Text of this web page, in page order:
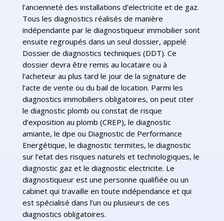
l’ancienneté des installations d’electricite et de gaz.
Tous les diagnostics réalisés de manière
indépendante par le diagnostiqueur immobilier sont
ensuite regroupés dans un seul dossier, appelé
Dossier de diagnostics techniques (DDT). Ce
dossier devra être remis au locataire ou à
l’acheteur au plus tard le jour de la signature de
l’acte de vente ou du bail de location. Parmi les
diagnostics immobiliers obligatoires, on peut citer
le diagnostic plomb ou constat de risque
d’exposition au plomb (CREP), le diagnostic
amiante, le dpe ou Diagnostic de Performance
Energétique, le diagnostic termites, le diagnostic
sur l’etat des risques naturels et technologiques, le
diagnostic gaz et le diagnostic electricite. Le
diagnostiqueur est une personne qualifiée ou un
cabinet qui travaille en toute indépendance et qui
est spécialisé dans l’un ou plusieurs de ces
diagnostics obligatoires.